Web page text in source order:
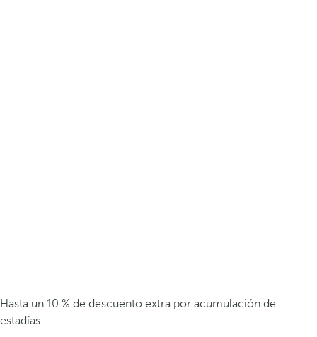
Hasta un 10 % de descuento extra por acumulación de
estadías